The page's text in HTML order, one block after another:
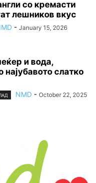
со кремасти
лешников вкус
- January 15, 2026
и вода,
најубавото слатко
NMD - October 22, 2025